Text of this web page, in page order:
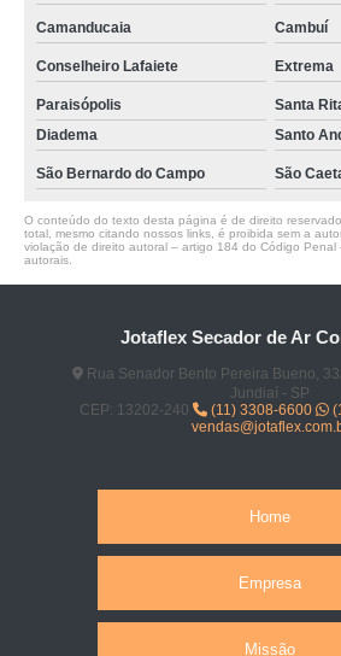
Camanducaia Cambuí
Conselheiro Lafaiete Extrema
Paraisópolis
Santa
Diadema
Santo
São Bernardo do Campo São
O conteúdo do texto desta página é de direito
total, mesmo citando nossos links, é proibida sem a
violação de direito autoral – artigo 184 do Código Penal
autorais
Jotaflex Secador de Ar
Rua Senador Bento Pereira Bueno,
Jundiaí - SP
CEP: 13202-240
(11) 3308-6600
Home
Empresa
Missão